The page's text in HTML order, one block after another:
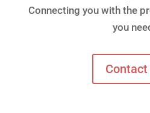
Connecting you with the
you
Contact